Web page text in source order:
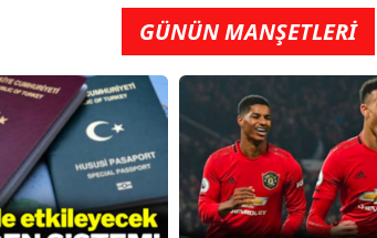
GÜNÜN MANŞETLERİ